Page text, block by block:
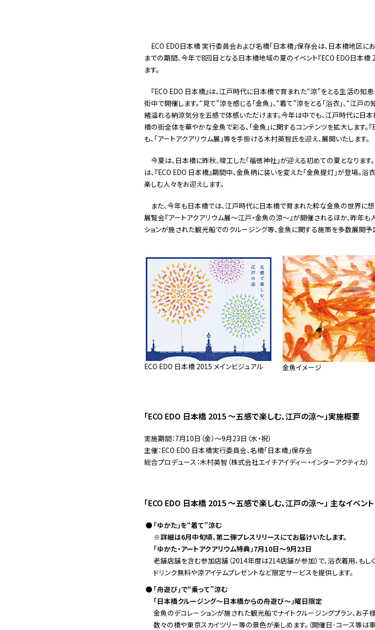
ECO EDO日本橋 実行委員会および名橋「日本橋」保存会は、日本橋地区に
までの期間、今年で8回目となる日本橋地域の夏のイベント『ECO EDO日本
ます。
『ECO EDO 日本橋』は、江戸時代に日本橋で育まれた“涼”をとる生活の知
街中で開催します。“見て”涼を感じる「金魚」、“着て”涼をとる「浴衣」、“江戸の
緒溢れる納涼気分を五感で体感いただけます。今年は中でも、江戸時代に日
橋の街全体を華やかな金魚で彩る、「金魚」に関するコンテンツを拡大します。
も、「アートアクアリウム展」等を手掛ける木村英智氏を迎え、展開いたします。
今夏は、日本橋に昨秋、竣工した「福徳神社」が迎える初めての夏となりま
は、『ECO EDO 日本橋』期間中、金魚柄に装いを変えた「金魚提灯」が登場
楽しむ人々をお迎えします。
また、今年も日本橋では、江戸時代に日本橋で育まれた粋な金魚の世界に
展覧会『アートアクアリウム展〜江戸・金魚の涼〜』が開催されるほか、昨年
ションが施された観光船でのクルージング等、金魚に関する施策を多数展開予
ECO EDO 日本橋 2015 メインビジュアル 金魚イメージ
「ECO EDO 日本橋 2015 〜五感で楽しむ、江戸の涼〜」実施概要
実施期間：7月10日（金）〜9月23日（水・祝）
主催：ECO EDO 日本橋実行委員会、名橋「日本橋」保存会
総合プロデュース：木村英智（株式会社エイチアイディー・インターアクティカ）
「ECO EDO 日本橋 2015 〜五感で楽しむ、江戸の涼〜」 主なイベント
「ゆかた」を“着て”涼む
※詳細は6月中旬頃、第二弾プレスリリースにてお届けいたします。
「ゆかた・アートアクアリウム特典」7月10日〜9月23日
老舗店舗を含む参加店舗（2014年度は214店舗が参加）で、浴衣着用、もし
ドリンク無料や涼アイテムプレゼントなど限定サービスを提供します。
「舟遊び」で“乗って”涼む
「日本橋クルージング〜日本橋からの舟遊び〜」曜日限定
金魚のデコレーションが施された観光船でナイトクルージングプラン、お子
数々の橋や東京スカイツリー等の景色が楽しめます。（開催日･コース等は事